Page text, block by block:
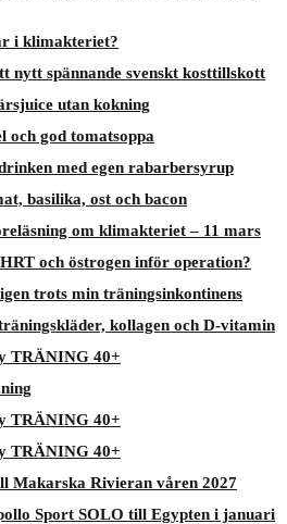
i klimakteriet?
nytt spännande svenskt kosttillskott
utan kokning
och god tomatsoppa
med egen rabarbersyrup
basilika, ost och bacon
om klimakteriet – 11 mars
och östrogen inför operation?
trots min träningsinkontinens
kollagen och D-vitamin
TRÄNING 40+
TRÄNING 40+
TRÄNING 40+
Makarska Rivieran våren 2027
Sport SOLO till Egypten i januari